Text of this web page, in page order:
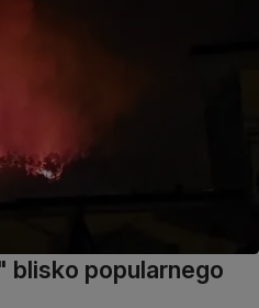
blisko popularnego